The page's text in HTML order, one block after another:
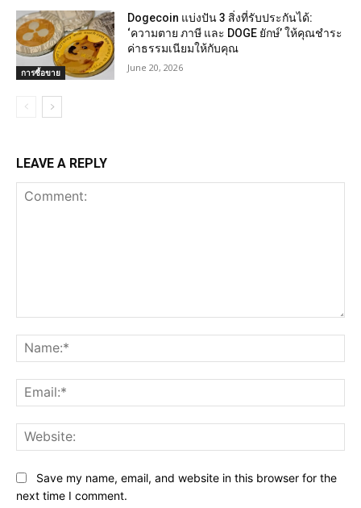
การซื้อขาย
Dogecoin แบ่งปัน 3 สิ่งที่รับประกันได้:
‘ความตาย ภาษี และ DOGE ยักษ์’ ให้คุณชำระ
ค่าธรรมเนียมให้กับคุณ
June 20, 2026
LEAVE A REPLY
Save my name, email, and website in this browser for the
next time I comment.